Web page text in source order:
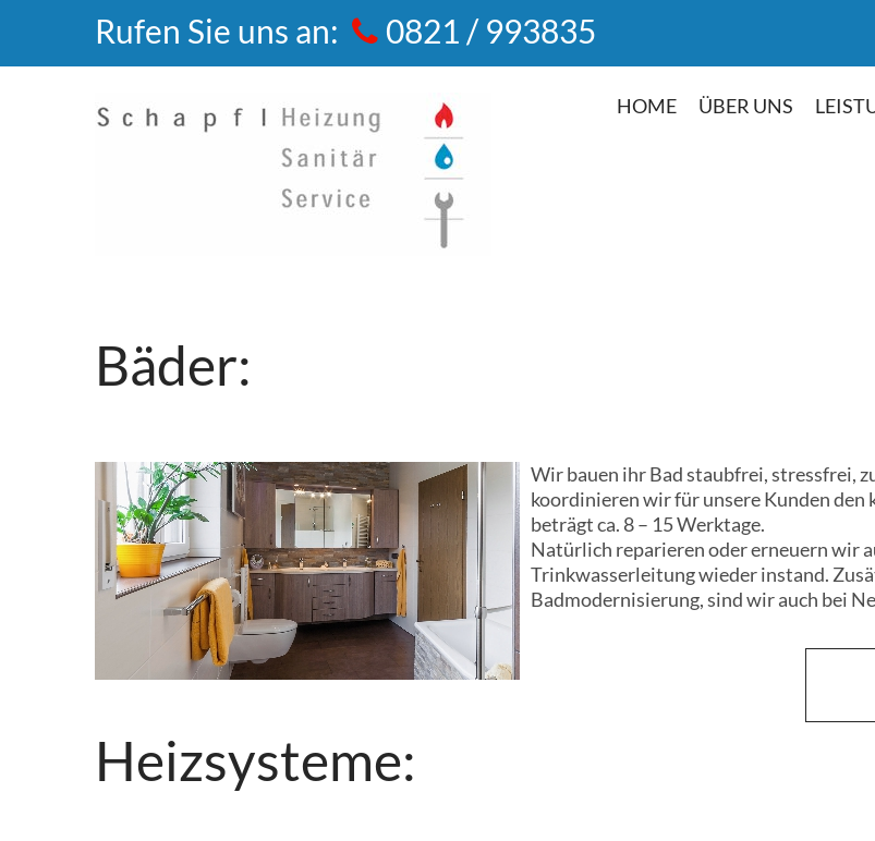
Rufen Sie uns an: 0821 / 993835
HOME ÜBER UNS
Bäder:
Wir bauen ihr Bad staubfrei, stressfrei,
koordinieren wir für unsere Kunden den
beträgt ca. 8 – 15 Werktage.
Natürlich reparieren oder erneuern wir
Trinkwasserleitung wieder instand.
Badmodernisierung, sind wir auch bei
Heizsysteme: